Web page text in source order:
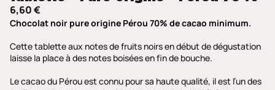
6,60 €
Chocolat noir pure origine Pérou 70% de cacao minimum.
Cette tablette aux notes de fruits noirs en début de dégustation
laisse la place à des notes boisées en fin de bouche.
Le cacao du Pérou est connu pour sa haute qualité, il est l’un des